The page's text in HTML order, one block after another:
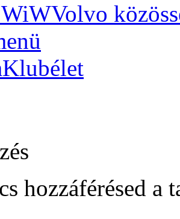
Volvo
Klubélet
hozzáférésed a